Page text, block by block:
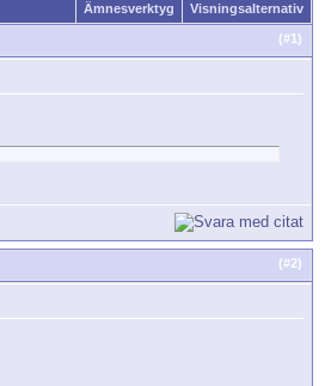
Ämnesverktyg Visningsalternativ
(#1)
(#2)